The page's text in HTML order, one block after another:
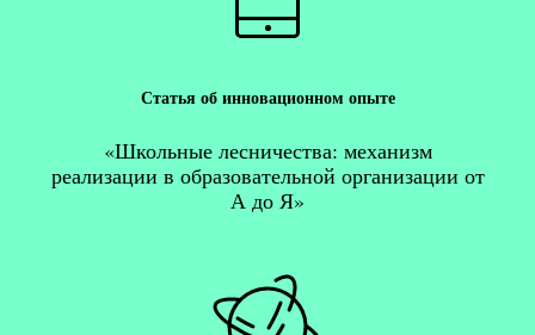
Статья об инновационном опыте
«Школьные лесничества: механизм
реализации в образовательной организации от
А до Я»